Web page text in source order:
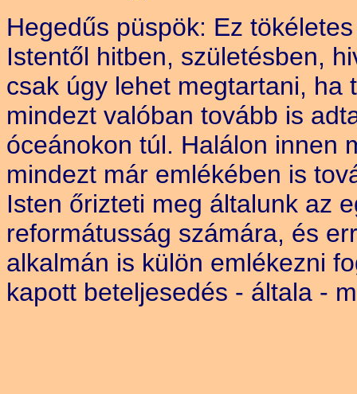
Hegedűs püspök: Ez
Istentől hitben, születésben,
csak úgy lehet megtartani, ha
mindezt valóban tovább is
óceánokon túl. Halálon innen
mindezt már emlékében is
Isten őrizteti meg általunk az
reformátusság számára, és
alkalmán is külön emlékezni
kapott beteljesedés - általa -